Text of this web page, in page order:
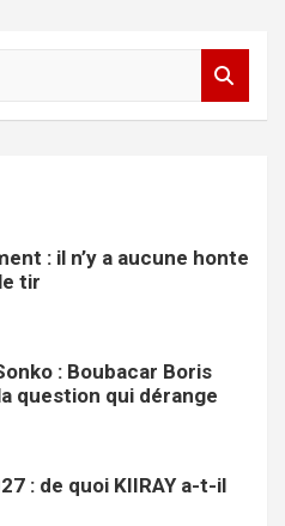
: il n’y a aucune honte
tir
: Boubacar Boris
question qui dérange
: de quoi KIIRAY a-t-il